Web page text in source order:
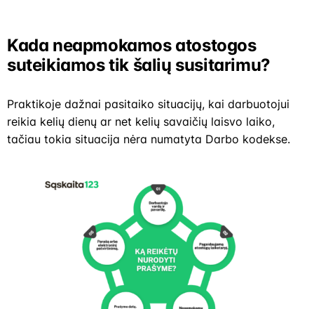
Kada neapmokamos atostogos
suteikiamos tik šalių susitarimu?
Praktikoje dažnai pasitaiko situacijų, kai darbuotojui
reikia kelių dienų ar net kelių savaičių laisvo laiko,
tačiau tokia situacija nėra numatyta Darbo kodekse.